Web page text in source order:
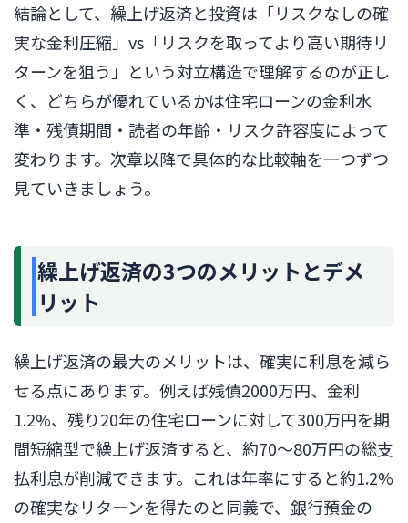
結論として、繰上げ返済と投資は「リスクなしの確
実な金利圧縮」vs「リスクを取ってより高い期待リ
ターンを狙う」という対立構造で理解するのが正し
く、どちらが優れているかは住宅ローンの金利水
準・残債期間・読者の年齢・リスク許容度によって
変わります。次章以降で具体的な比較軸を一つずつ
見ていきましょう。
繰上げ返済の3つのメリットとデメ
リット
繰上げ返済の最大のメリットは、確実に利息を減ら
せる点にあります。例えば残債2000万円、金利
1.2%、残り20年の住宅ローンに対して300万円を期
間短縮型で繰上げ返済すると、約70〜80万円の総支
払利息が削減できます。これは年率にすると約1.2%
の確実なリターンを得たのと同義で、銀行預金の